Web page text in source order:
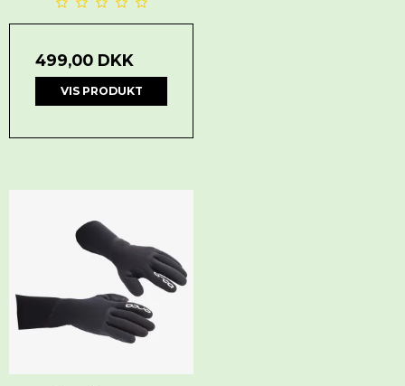
499,00 DKK
VIS PRODUKT